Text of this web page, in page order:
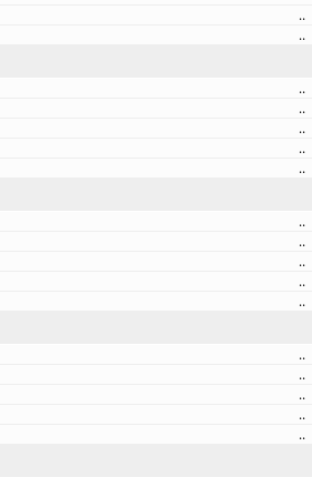
..
..
..
..
..
..
..
..
..
..
..
..
..
..
..
..
..